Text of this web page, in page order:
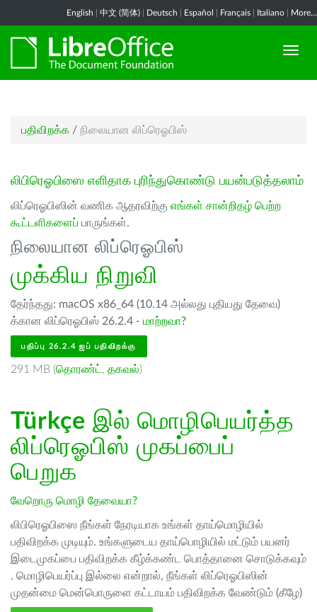
English 中文 (简体) Deutsch Español Français Italiano More...
பதிவிறக்க / நிலையான லிப்ரெஓபிஸ்
லிபிரெஓபிஸை எளிதாக புரிந்துகொண்டு பயன்படுத்தலாம்
லிப்ரெஓபிஸின் வணிக ஆதரவிற்கு எங்கள் சான்றிதழ் பெற்ற
கூட்டளிகளைப் பாருங்கள்.
நிலையான லிப்ரெஓபிஸ்
முக்கிய நிறுவி
தேர்ந்தது: macOS x86_64 (10.14 அல்லது புதியது தேவை)
க்கான லிப்ரெஓபிஸ் 26.2.4 - மாற்றவா?
பதிப்பு 26.2.4 ஐப் பதிவிறக்கு
291 MB (தொரண்ட் , தகவல்)
Türkçe இல் மொழிபெயர்த்த
லிப்ரெஓபிஸ் முகப்பைப்
பெறுக
வேறொரு மொழி தேவையா?
லிபிரெஓபிஸை நீங்கள் நேரடியாக உங்கள் தாய்மொழியில்
பதிவிறக்க முடியும். உங்களுடைய தாய்பொழியில் மட்டும் பயனர்
இடைமுகப்பை பதிவிறக்க கீழ்க்கண்ட பொத்தானை சொடுக்கவும்
. மொழிபெயர்ப்பு இல்லை என்றால், நீங்கள் லிப்ரெஓபிஸின்
முதன்மை மென்பொருளை கட்டாயம் பதிவிறக்க வேண்டும் (கீழே)